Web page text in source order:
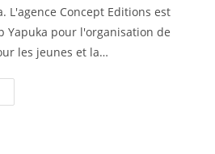
L'agence Concept Editions est
Yapuka pour l'organisation de
les jeunes et la…